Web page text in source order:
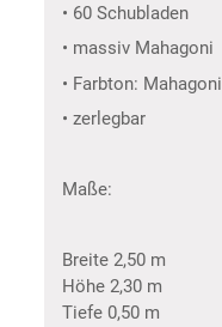
• 60 Schubladen
• massiv Mahagoni
• Farbton: Mahagoni
• zerlegbar
Maße:
Breite 2,50 m
Höhe 2,30 m
Tiefe 0,50 m